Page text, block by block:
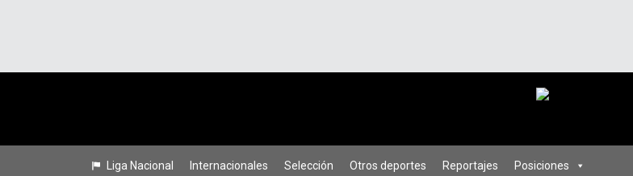
Liga Nacional Internacionales Selección Otros deportes Reportajes Posiciones